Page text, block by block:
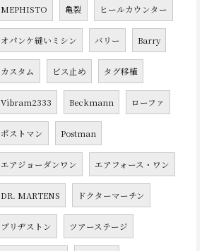
MEPHISTO 亀裂 ヒールカウンター
オパンケ縫いミシン バリー Barry
カスタム ビス止め タグ移植
Vibram2333 Beckmann ローファ
ポストマン Postman
エアジョーダンワン エアフォース・ワン
DR. MARTENS ドクターマーチン
ブリヂストン ツアーステージ